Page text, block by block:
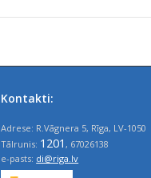
Kontakti:
Adrese: R.Vāgnera 5, Rīga, LV-1050
Tālrunis: 1201 , 67026138
e-pasts: di@riga.lv